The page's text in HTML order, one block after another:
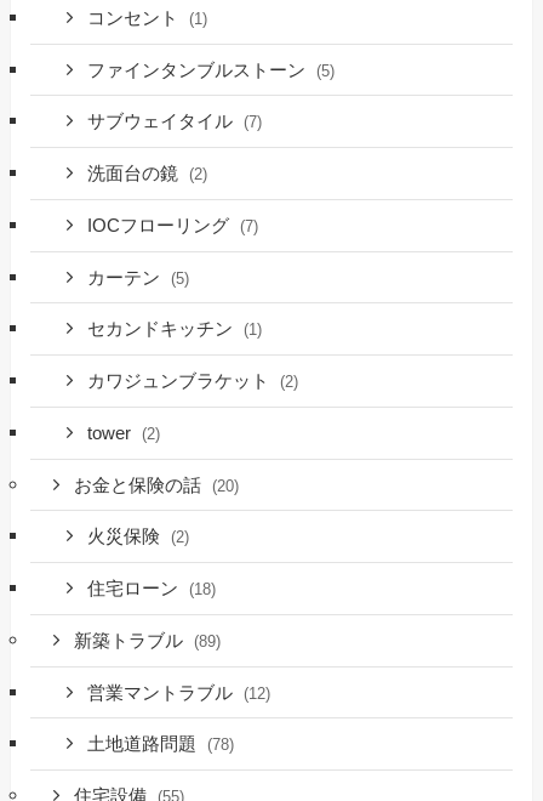
コンセント (1)
ファインタンブルストーン (5)
サブウェイタイル (7)
洗面台の鏡 (2)
IOCフローリング (7)
カーテン (5)
セカンドキッチン (1)
カワジュンブラケット (2)
tower (2)
お金と保険の話 (20)
火災保険 (2)
住宅ローン (18)
新築トラブル (89)
営業マントラブル (12)
土地道路問題 (78)
住宅設備 (55)